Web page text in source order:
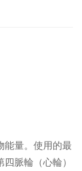
能量。使用的最
脈輪（心輪）